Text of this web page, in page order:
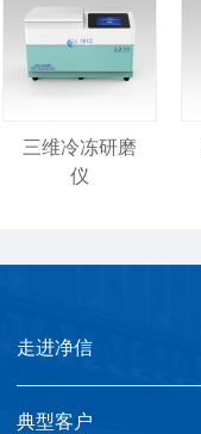
三维冷冻研磨
仪
基础款冷冻研
走进净信
典型客户